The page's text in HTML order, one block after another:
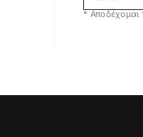
* Αποδέχομαι